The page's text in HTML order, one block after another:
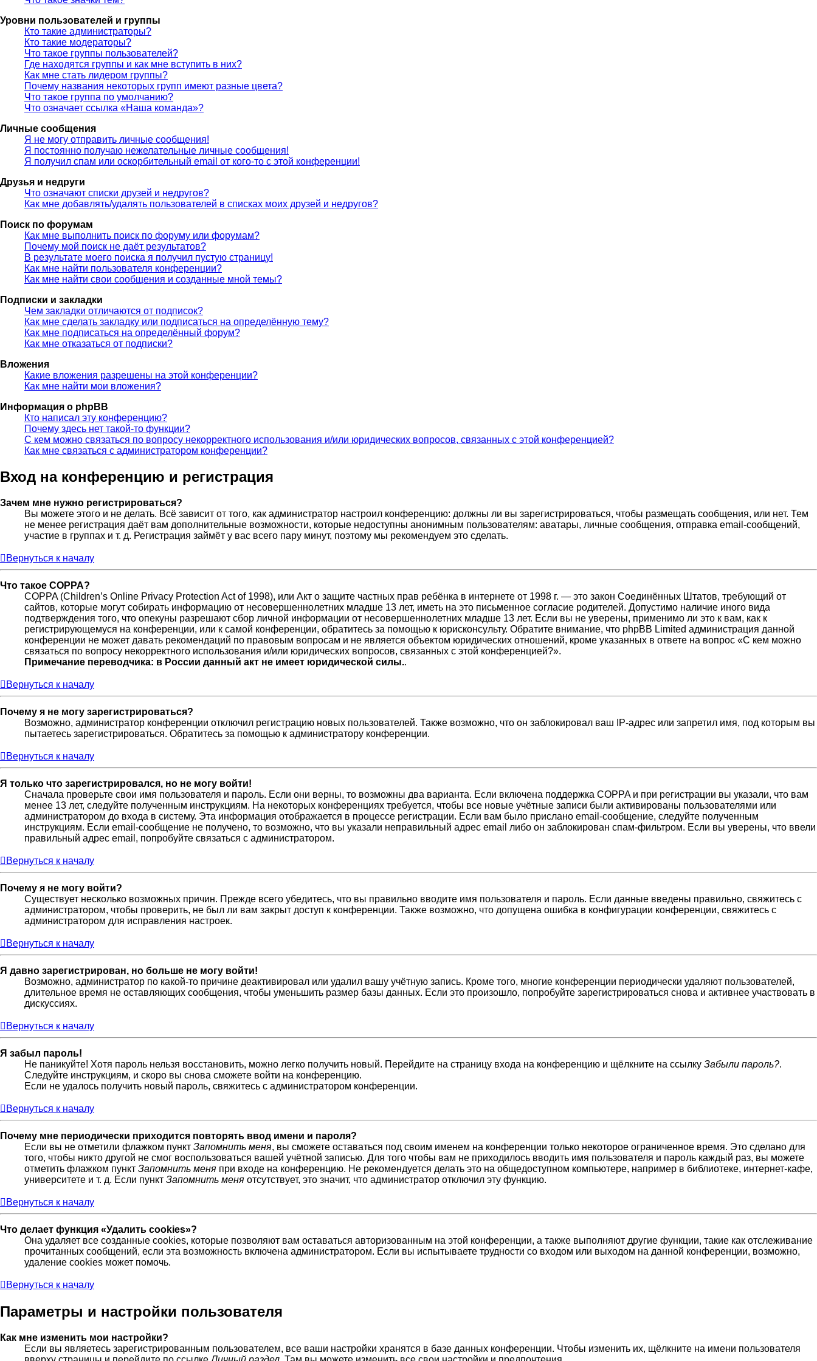
Уровни пользователей и группы
Кто такие администраторы?
Кто такие модераторы?
Что такое группы пользователей?
Где находятся группы и как мне вступить в них?
Как мне стать лидером группы?
Почему названия некоторых групп имеют разные цвета?
Что такое группа по умолчанию?
Что означает ссылка «Наша команда»?
Личные сообщения
Я не могу отправить личные сообщения!
Я постоянно получаю нежелательные личные сообщения!
Я получил спам или оскорбительный email от кого-то с этой конференции!
Друзья и недруги
Что означают списки друзей и недругов?
Как мне добавлять/удалять пользователей в списках моих друзей и недругов?
Поиск по форумам
Как мне выполнить поиск по форуму или форумам?
Почему мой поиск не даёт результатов?
В результате моего поиска я получил пустую страницу!
Как мне найти пользователя конференции?
Как мне найти свои сообщения и созданные мной темы?
Подписки и закладки
Чем закладки отличаются от подписок?
Как мне сделать закладку или подписаться на определённую тему?
Как мне подписаться на определённый форум?
Как мне отказаться от подписки?
Вложения
Какие вложения разрешены на этой конференции?
Как мне найти мои вложения?
Информация о phpBB
Кто написал эту конференцию?
Почему здесь нет такой-то функции?
С кем можно связаться по вопросу некорректного использования и/или юридических вопросов, связанных с этой конференцией?
Как мне связаться с администратором конференции?
Вход на конференцию и регистрация
Зачем мне нужно регистрироваться?
Вы можете этого и не делать. Всё зависит от того, как администратор настроил конференцию: должны ли вы зарегистрироваться, чтобы размещать сообщения, или нет. Тем
не менее регистрация даёт вам дополнительные возможности, которые недоступны анонимным пользователям: аватары, личные сообщения, отправка email-сообщений,
участие в группах и т. д. Регистрация займёт у вас всего пару минут, поэтому мы рекомендуем это сделать.
Вернуться к началу
Что такое COPPA?
COPPA (Children’s Online Privacy Protection Act of 1998), или Акт о защите частных прав ребёнка в интернете от 1998 г. — это закон Соединённых Штатов, требующий от
сайтов, которые могут собирать информацию от несовершеннолетних младше 13 лет, иметь на это письменное согласие родителей. Допустимо наличие иного вида
подтверждения того, что опекуны разрешают сбор личной информации от несовершеннолетних младше 13 лет. Если вы не уверены, применимо ли это к вам, как к
регистрирующемуся на конференции, или к самой конференции, обратитесь за помощью к юрисконсульту. Обратите внимание, что phpBB Limited администрация данной
конференции не может давать рекомендаций по правовым вопросам и не является объектом юридических отношений, кроме указанных в ответе на вопрос «С кем можно
связаться по вопросу некорректного использования и/или юридических вопросов, связанных с этой конференцией?».
Примечание переводчика: в России данный акт не имеет юридической силы..
Вернуться к началу
Почему я не могу зарегистрироваться?
Возможно, администратор конференции отключил регистрацию новых пользователей. Также возможно, что он заблокировал ваш IP-адрес или запретил имя, под которым вы
пытаетесь зарегистрироваться. Обратитесь за помощью к администратору конференции.
Вернуться к началу
Я только что зарегистрировался, но не могу войти!
Сначала проверьте свои имя пользователя и пароль. Если они верны, то возможны два варианта. Если включена поддержка COPPA и при регистрации вы указали, что вам
менее 13 лет, следуйте полученным инструкциям. На некоторых конференциях требуется, чтобы все новые учётные записи были активированы пользователями или
администратором до входа в систему. Эта информация отображается в процессе регистрации. Если вам было прислано email-сообщение, следуйте полученным
инструкциям. Если email-сообщение не получено, то возможно, что вы указали неправильный адрес email либо он заблокирован спам-фильтром. Если вы уверены, что ввели
правильный адрес email, попробуйте связаться с администратором.
Вернуться к началу
Почему я не могу войти?
Существует несколько возможных причин. Прежде всего убедитесь, что вы правильно вводите имя пользователя и пароль. Если данные введены правильно, свяжитесь с
администратором, чтобы проверить, не был ли вам закрыт доступ к конференции. Также возможно, что допущена ошибка в конфигурации конференции, свяжитесь с
администратором для исправления настроек.
Вернуться к началу
Я давно зарегистрирован, но больше не могу войти!
Возможно, администратор по какой-то причине деактивировал или удалил вашу учётную запись. Кроме того, многие конференции периодически удаляют пользователей,
длительное время не оставляющих сообщения, чтобы уменьшить размер базы данных. Если это произошло, попробуйте зарегистрироваться снова и активнее участвовать в
дискуссиях.
Вернуться к началу
Я забыл пароль!
Не паникуйте! Хотя пароль нельзя восстановить, можно легко получить новый. Перейдите на страницу входа на конференцию и щёлкните на ссылку Забыли пароль?.
Следуйте инструкциям, и скоро вы снова сможете войти на конференцию.
Если не удалось получить новый пароль, свяжитесь с администратором конференции.
Вернуться к началу
Почему мне периодически приходится повторять ввод имени и пароля?
Если вы не отметили флажком пункт Запомнить меня, вы сможете оставаться под своим именем на конференции только некоторое ограниченное время. Это сделано для
того, чтобы никто другой не смог воспользоваться вашей учётной записью. Для того чтобы вам не приходилось вводить имя пользователя и пароль каждый раз, вы можете
отметить флажком пункт Запомнить меня при входе на конференцию. Не рекомендуется делать это на общедоступном компьютере, например в библиотеке, интернет-кафе,
университете и т. д. Если пункт Запомнить меня отсутствует, это значит, что администратор отключил эту функцию.
Вернуться к началу
Что делает функция «Удалить cookies»?
Она удаляет все созданные cookies, которые позволяют вам оставаться авторизованным на этой конференции, а также выполняют другие функции, такие как отслеживание
прочитанных сообщений, если эта возможность включена администратором. Если вы испытываете трудности со входом или выходом на данной конференции, возможно,
удаление cookies может помочь.
Вернуться к началу
Параметры и настройки пользователя
Как мне изменить мои настройки?
Если вы являетесь зарегистрированным пользователем, все ваши настройки хранятся в базе данных конференции. Чтобы изменить их, щёлкните на имени пользователя